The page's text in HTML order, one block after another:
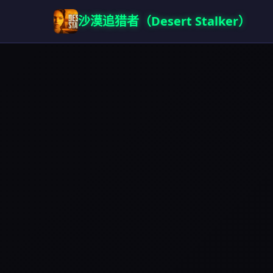
沙漠追猎者（Desert Stalker）